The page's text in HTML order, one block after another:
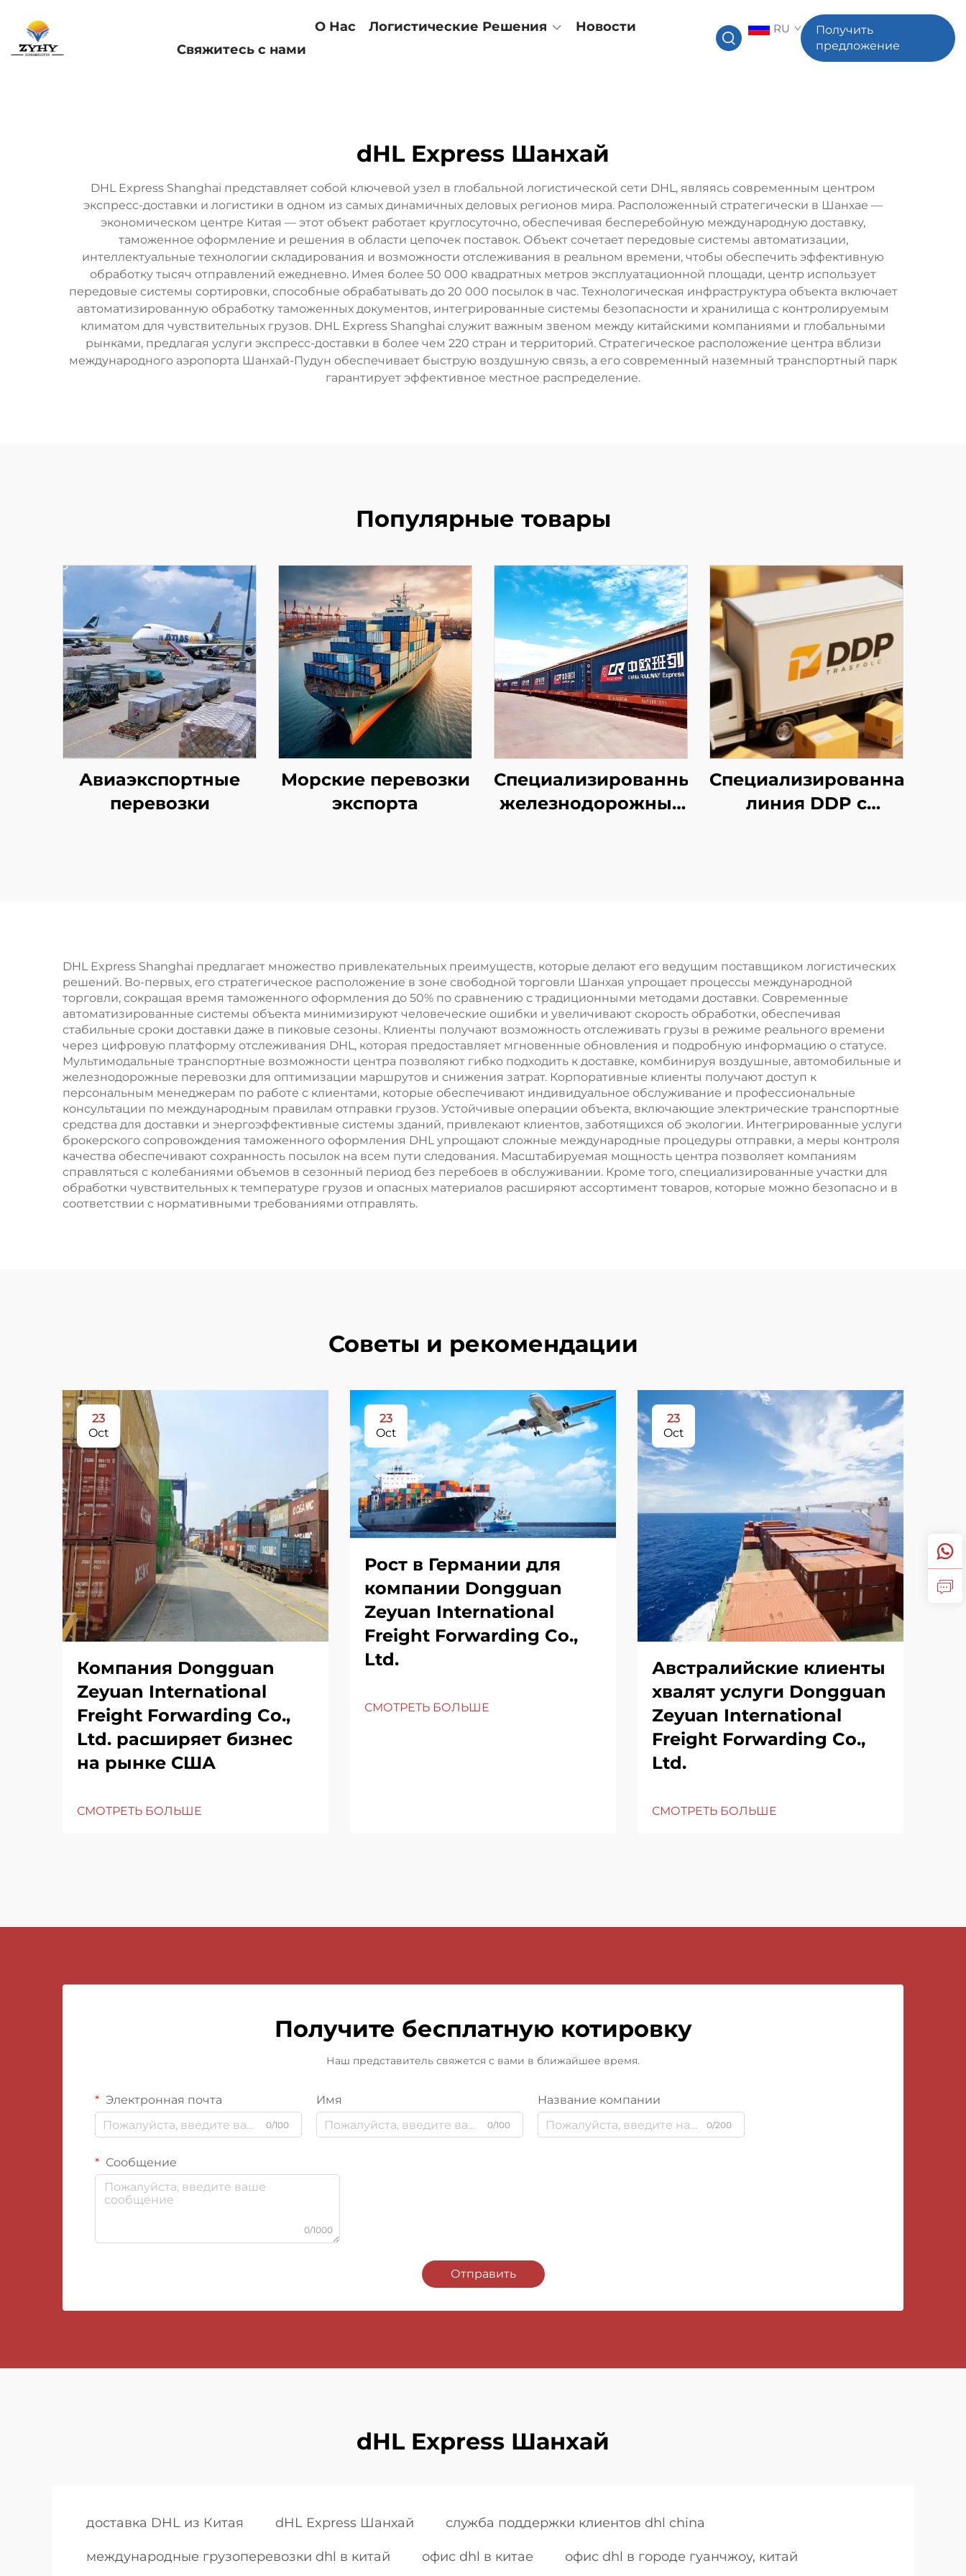
О Нас Логистические Решения
Новости
Свяжитесь с нами
RU
Получить
предложение
dHL Express Шанхай
DHL Express Shanghai представляет собой ключевой узел в глобальной логистической сети DHL, являясь современным центром
экспресс-доставки и логистики в одном из самых динамичных деловых регионов мира. Расположенный стратегически в Шанхае —
экономическом центре Китая — этот объект работает круглосуточно, обеспечивая бесперебойную международную доставку,
таможенное оформление и решения в области цепочек поставок. Объект сочетает передовые системы автоматизации,
интеллектуальные технологии складирования и возможности отслеживания в реальном времени, чтобы обеспечить эффективную
обработку тысяч отправлений ежедневно. Имея более 50 000 квадратных метров эксплуатационной площади, центр использует
передовые системы сортировки, способные обрабатывать до 20 000 посылок в час. Технологическая инфраструктура объекта включает
автоматизированную обработку таможенных документов, интегрированные системы безопасности и хранилища с контролируемым
климатом для чувствительных грузов. DHL Express Shanghai служит важным звеном между китайскими компаниями и глобальными
рынками, предлагая услуги экспресс-доставки в более чем 220 стран и территорий. Стратегическое расположение центра вблизи
международного аэропорта Шанхай-Пудун обеспечивает быструю воздушную связь, а его современный наземный транспортный парк
гарантирует эффективное местное распределение.
Популярные товары
Авиаэкспортные
перевозки
Морские перевозки
экспорта
Специализированные
железнодорожные
Специализированная
линия DDP с
DHL Express Shanghai предлагает множество привлекательных преимуществ, которые делают его ведущим поставщиком логистических
решений. Во-первых, его стратегическое расположение в зоне свободной торговли Шанхая упрощает процессы международной
торговли, сокращая время таможенного оформления до 50% по сравнению с традиционными методами доставки. Современные
автоматизированные системы объекта минимизируют человеческие ошибки и увеличивают скорость обработки, обеспечивая
стабильные сроки доставки даже в пиковые сезоны. Клиенты получают возможность отслеживать грузы в режиме реального времени
через цифровую платформу отслеживания DHL, которая предоставляет мгновенные обновления и подробную информацию о статусе.
Мультимодальные транспортные возможности центра позволяют гибко подходить к доставке, комбинируя воздушные, автомобильные и
железнодорожные перевозки для оптимизации маршрутов и снижения затрат. Корпоративные клиенты получают доступ к
персональным менеджерам по работе с клиентами, которые обеспечивают индивидуальное обслуживание и профессиональные
консультации по международным правилам отправки грузов. Устойчивые операции объекта, включающие электрические транспортные
средства для доставки и энергоэффективные системы зданий, привлекают клиентов, заботящихся об экологии. Интегрированные услуги
брокерского сопровождения таможенного оформления DHL упрощают сложные международные процедуры отправки, а меры контроля
качества обеспечивают сохранность посылок на всем пути следования. Масштабируемая мощность центра позволяет компаниям
справляться с колебаниями объемов в сезонный период без перебоев в обслуживании. Кроме того, специализированные участки для
обработки чувствительных к температуре грузов и опасных материалов расширяют ассортимент товаров, которые можно безопасно и в
соответствии с нормативными требованиями отправлять.
Советы и рекомендации
23
Oct
Компания Dongguan
Zeyuan International
Freight Forwarding Co.,
Ltd. расширяет бизнес
на рынке США
СМОТРЕТЬ БОЛЬШЕ
23
Oct
Рост в Германии для
компании Dongguan
Zeyuan International
Freight Forwarding Co.,
Ltd.
СМОТРЕТЬ БОЛЬШЕ
23
Oct
Австралийские клиенты
хвалят услуги Dongguan
Zeyuan International
Freight Forwarding Co.,
Ltd.
СМОТРЕТЬ БОЛЬШЕ
Получите бесплатную котировку
Наш представитель свяжется с вами в ближайшее время.
Электронная почта
0/100
Имя
0/100
Название компании
0/200
Сообщение
0/1000
Отправить
dHL Express Шанхай
доставка DHL из Китая dHL Express Шанхай служба поддержки клиентов dhl china
международные грузоперевозки dhl в китай офис dhl в китае офис dhl в городе гуанчжоу, китай